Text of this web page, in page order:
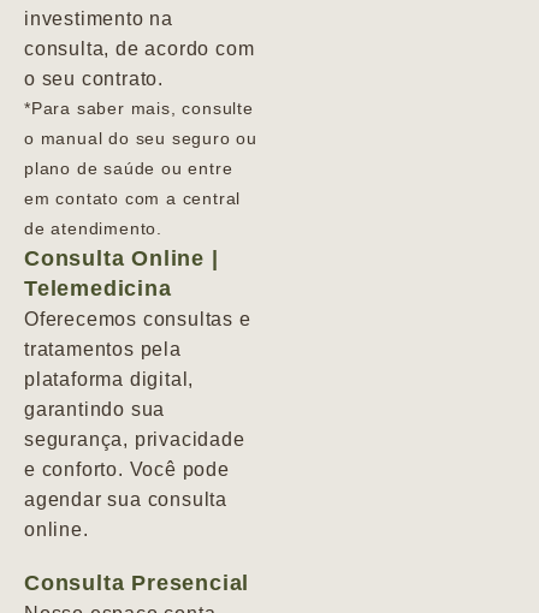
investimento na
consulta, de acordo com
o seu contrato.
*Para saber mais, consulte
o manual do seu seguro ou
plano de saúde ou entre
em contato com a central
de atendimento.
Consulta Online |
Telemedicina
Oferecemos consultas e
tratamentos pela
plataforma digital,
garantindo sua
segurança, privacidade
e conforto. Você pode
agendar sua consulta
online.
Consulta Presencial